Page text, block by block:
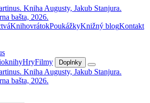
KnihovrátokPoukážkyKnižný blogKontakt
HryFilmy Doplnky